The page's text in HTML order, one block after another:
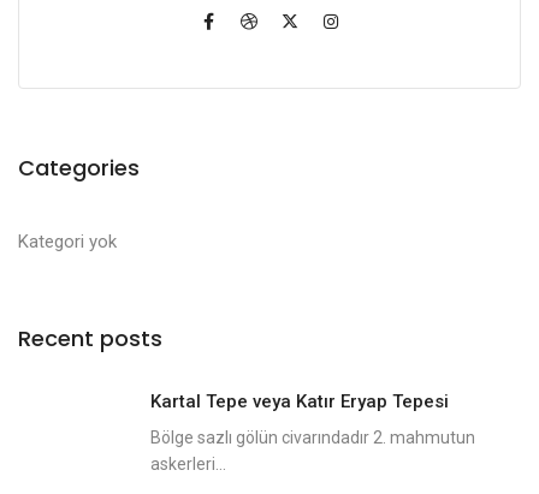
Categories
Kategori yok
Recent posts
Kartal Tepe veya Katır Eryap Tepesi
Bölge sazlı gölün civarındadır 2. mahmutun
askerleri...